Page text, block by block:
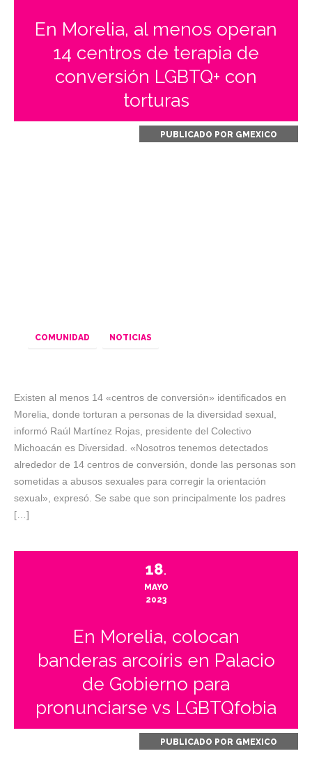
En Morelia, al menos operan
14 centros de terapia de
conversión LGBTQ+ con
torturas
PUBLICADO POR GMEXICO
COMUNIDAD NOTICIAS
Existen al menos 14 «centros de conversión» identificados en
Morelia, donde torturan a personas de la diversidad sexual,
informó Raúl Martínez Rojas, presidente del Colectivo
Michoacán es Diversidad. «Nosotros tenemos detectados
alrededor de 14 centros de conversión, donde las personas son
sometidas a abusos sexuales para corregir la orientación
sexual», expresó. Se sabe que son principalmente los padres
[…]
18.
MAYO
2023
En Morelia, colocan
banderas arcoíris en Palacio
de Gobierno para
pronunciarse vs LGBTQfobia
PUBLICADO POR GMEXICO